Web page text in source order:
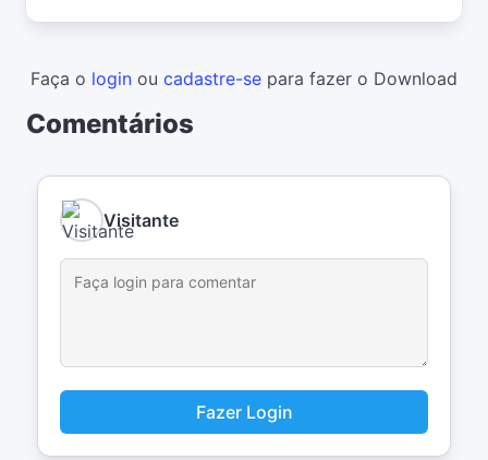
Faça o login ou cadastre-se para fazer o Download
Comentários
Visitante
Fazer Login